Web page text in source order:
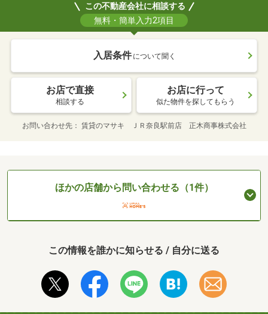
この不動産会社に相談する
無料・簡単入力2項目
入居条件 について聞く
お店で直接
相談する
お店に行って
似た物件を探してもらう
お問い合わせ先 賃貸のマサキ ＪＲ奈良駅前店 正木商事株式会社
ほかの店舗から問い合わせる（1件）
この情報を誰かに知らせる / 自分に送る